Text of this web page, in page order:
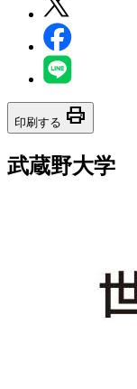
印刷する print
武蔵野大学